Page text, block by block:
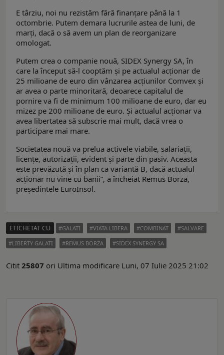
E târziu, noi nu rezistăm fără finanțare până la 1
octombrie. Putem demara lucrurile astea de luni, de
marți, dacă o să avem un plan de reorganizare
omologat.
Putem crea o companie nouă, SIDEX Synergy SA, în
care la început să-l cooptăm și pe actualul acționar de
25 milioane de euro din vânzarea acțiunilor Comvex și
ar avea o parte minoritară, deoarece capitalul de
pornire va fi de minimum 100 milioane de euro, dar eu
mizez pe 200 milioane de euro. Și actualul acționar va
avea libertatea să subscrie mai mult, dacă vrea o
participare mai mare.
Societatea nouă va prelua activele viabile, salariații,
licențe, autorizații, evident și parte din pasiv. Aceasta
este prevăzută și în plan ca variantă B, dacă actualul
acționar nu vine cu banii”, a încheiat Remus Borza,
președintele EuroInsol.
ETICHETAT CU GALATI VIATA LIBERA COMBINAT
SALVARE
LIBERTY GALATI
REMUS BORZA SIDEX SYNERGY SA
Citit 25807 ori Ultima modificare Luni, 07 Iulie 2025 21:02